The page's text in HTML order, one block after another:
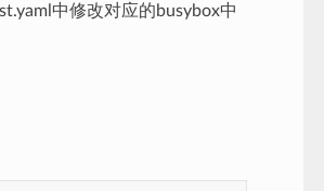
中修改对应的busybox中